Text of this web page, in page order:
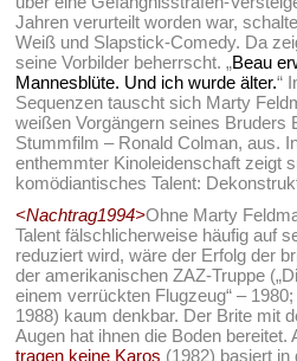
Jahren verurteilt worden war,
Weiß und Slapstick-Comedy. Da
seine Vorbilder beherrscht. „Beau
Mannesblüte. Und ich wurde älter.“
Sequenzen tauscht sich Marty
weißen Vorgängern seines Bruders
Stummfilm – Ronald Colman, aus.
enthemmter Kinoleidenschaft zeigt
komödiantisches Talent:
<Nachtrag1994>Ohne Marty
Talent fälschlicherweise häufig auf
reduziert wird, wäre der Erfolg der
der amerikanischen ZAZ-Truppe
einem verrückten Flugzeug“ –
1988) kaum denkbar. Der Brite mit
Augen hat ihnen die Boden
tragen keine Karos (1982) basiert